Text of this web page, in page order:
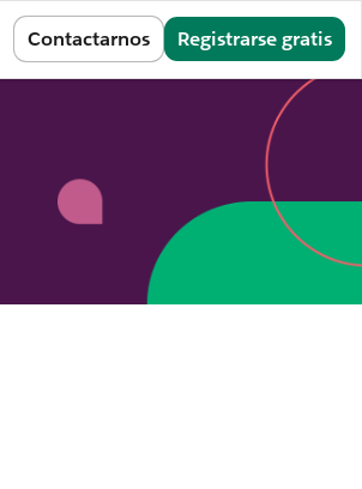
Contactarnos Registrarse gratis